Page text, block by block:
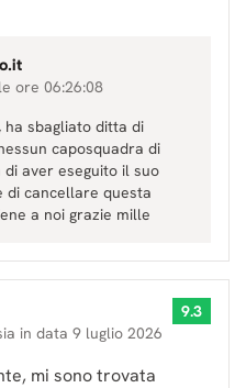
ore 06:26:08
ha sbagliato ditta di
caposquadra di
aver eseguito il suo
di cancellare questa
a noi grazie mille
in data 9 luglio 2026
9.3
mi sono trovata